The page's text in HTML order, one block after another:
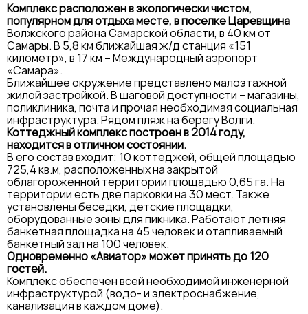
Комплекс расположен в экологически чистом,
популярном для отдыха месте, в посёлке Царевщина
Волжского района Самарской области, в 40 км от
Самары. В 5,8 км ближайшая ж/д станция «151
километр», в 17 км – Международный аэропорт
«Самара».
Ближайшее окружение представлено малоэтажной
жилой застройкой. В шаговой доступности – магазины,
поликлиника, почта и прочая необходимая социальная
инфраструктура. Рядом пляж на берегу Волги.
Коттеджный комплекс построен в 2014 году,
находится в отличном состоянии.
В его состав входит: 10 коттеджей, общей площадью
725,4 кв.м, расположенных на закрытой
облагороженной территории площадью 0,65 га. На
территории есть две парковки на 30 мест. Также
установлены беседки, детские площадки,
оборудованные зоны для пикника. Работают летняя
банкетная площадка на 45 человек и отапливаемый
банкетный зал на 100 человек.
Одновременно «Авиатор» может принять до 120
гостей.
Комплекс обеспечен всей необходимой инженерной
инфраструктурой (водо- и электроснабжение,
канализация в каждом доме).